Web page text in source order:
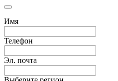
Имя
Телефон
Эл. почта